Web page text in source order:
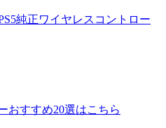
純正ワイヤレスコントロー
おすすめ20選はこちら